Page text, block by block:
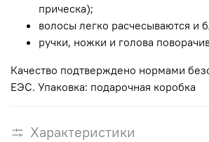
прическа);
волосы легко расчесываются и
ручки, ножки и голова
Качество подтверждено нормами
ЕЭС. Упаковка: подарочная коробка
Характеристики